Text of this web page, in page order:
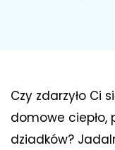
Czy zdarzyło Ci
domowe
dziadków?